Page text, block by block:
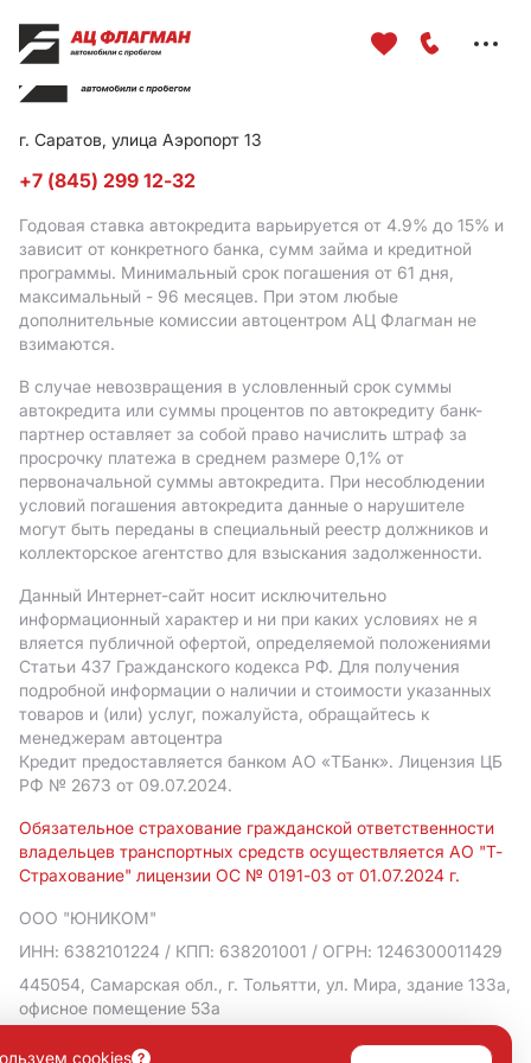
г. Саратов, улица Аэропорт 13
+7 (845) 299 12-32
Годовая ставка автокредита варьируется от 4.9% до 15% и
зависит от конкретного банка, сумм займа и кредитной
программы. Минимальный срок погашения от 61 дня,
максимальный - 96 месяцев. При этом любые
дополнительные комиссии автоцентром АЦ Флагман не
взимаются.
В случае невозвращения в условленный срок суммы
автокредита или суммы процентов по автокредиту банк-
партнер оставляет за собой право начислить штраф за
просрочку платежа в среднем размере 0,1% от
первоначальной суммы автокредита. При несоблюдении
условий погашения автокредита данные о нарушителе
могут быть переданы в специальный реестр должников и
коллекторское агентство для взыскания задолженности.
Данный Интернет-сайт носит исключительно
информационный характер и ни при каких условиях не я
вляется публичной офертой, определяемой положениями
Статьи 437 Гражданского кодекса РФ. Для получения
подробной информации о наличии и стоимости указанных
товаров и (или) услуг, пожалуйста, обращайтесь к
менеджерам автоцентра
Кредит предоставляется банком АO «ТБанк». Лицензия ЦБ
РФ № 2673 от 09.07.2024.
Обязательное страхование гражданской ответственности
владельцев транспортных средств осуществляется АО "Т-
Страхование" лицензии ОС № 0191-03 от 01.07.2024 г.
ООО "ЮНИКОМ"
ИНН: 6382101224 / КПП: 638201001 / ОГРН: 1246300011429
445054, Самарская обл., г. Тольятти, ул. Мира, здание 133а,
офисное помещение 53а
Политика в отношении обработки персональных данных
cookies